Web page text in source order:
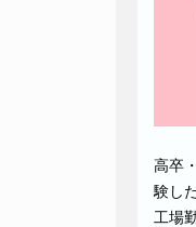
高卒
験し
工場